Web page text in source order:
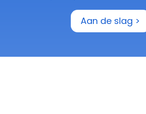
Aan de slag >